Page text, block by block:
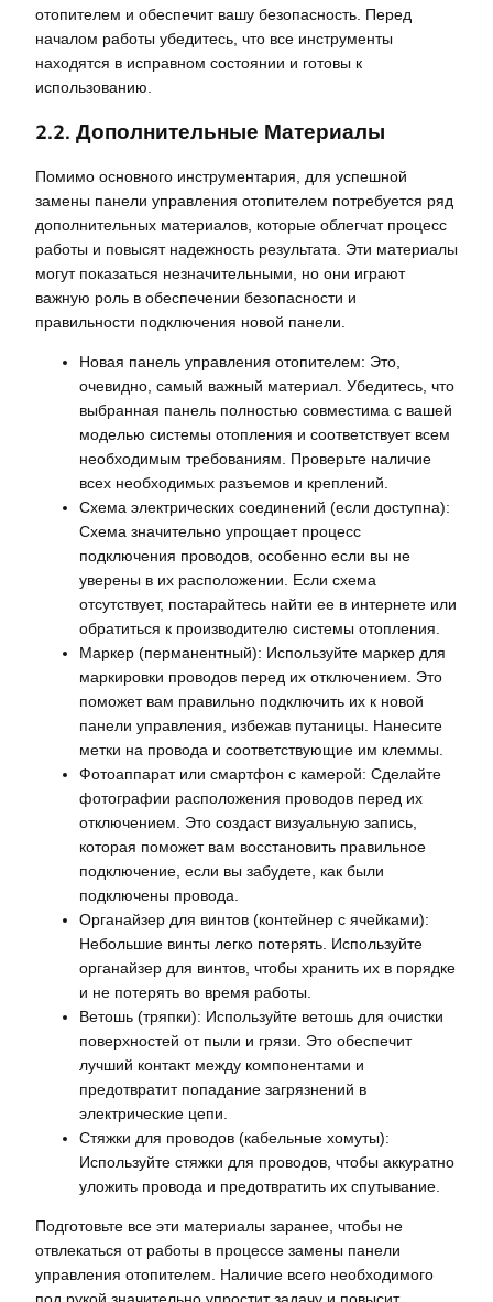
отопителем и обеспечит вашу безопасность. Перед
началом работы убедитесь, что все инструменты
находятся в исправном состоянии и готовы к
использованию.
2.2. Дополнительные Материалы
Помимо основного инструментария, для успешной
замены панели управления отопителем потребуется ряд
дополнительных материалов, которые облегчат процесс
работы и повысят надежность результата. Эти материалы
могут показаться незначительными, но они играют
важную роль в обеспечении безопасности и
правильности подключения новой панели.
Новая панель управления отопителем: Это,
очевидно, самый важный материал. Убедитесь, что
выбранная панель полностью совместима с вашей
моделью системы отопления и соответствует всем
необходимым требованиям. Проверьте наличие
всех необходимых разъемов и креплений.
Схема электрических соединений (если доступна):
Схема значительно упрощает процесс
подключения проводов, особенно если вы не
уверены в их расположении. Если схема
отсутствует, постарайтесь найти ее в интернете или
обратиться к производителю системы отопления.
Маркер (перманентный): Используйте маркер для
маркировки проводов перед их отключением. Это
поможет вам правильно подключить их к новой
панели управления, избежав путаницы. Нанесите
метки на провода и соответствующие им клеммы.
Фотоаппарат или смартфон с камерой: Сделайте
фотографии расположения проводов перед их
отключением. Это создаст визуальную запись,
которая поможет вам восстановить правильное
подключение, если вы забудете, как были
подключены провода.
Органайзер для винтов (контейнер с ячейками):
Небольшие винты легко потерять. Используйте
органайзер для винтов, чтобы хранить их в порядке
и не потерять во время работы.
Ветошь (тряпки): Используйте ветошь для очистки
поверхностей от пыли и грязи. Это обеспечит
лучший контакт между компонентами и
предотвратит попадание загрязнений в
электрические цепи.
Стяжки для проводов (кабельные хомуты):
Используйте стяжки для проводов, чтобы аккуратно
уложить провода и предотвратить их спутывание.
Подготовьте все эти материалы заранее, чтобы не
отвлекаться от работы в процессе замены панели
управления отопителем. Наличие всего необходимого